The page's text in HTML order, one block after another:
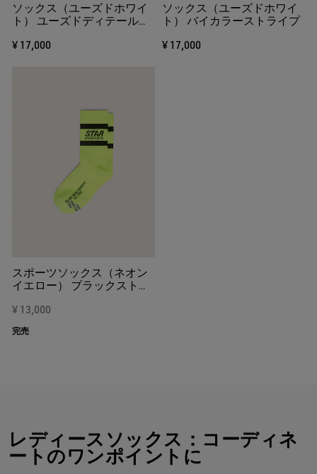
ソックス（ユーズドホワイ
ト） ユーズドディテール＆
ーン）
¥ 17,000
ソックス（ユーズドホワイ
ト） バイカラーストライプ
¥ 17,000
スポーツソックス（ネオン
イエロー） ブラックストラ
¥ 13,000
完売
レディースソックス：コーディネ
ートのワンポイントに